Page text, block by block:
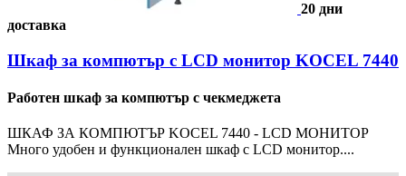
20 дни
доставка
Шкаф за компютър с LCD монитор KOCEL 7440
Работен шкаф за компютър с чекмеджета
ШКАФ ЗА КОМПЮТЪР KOCEL 7440 - LCD МОНИТОР
Много удобен и функционален шкаф с LCD монитор....